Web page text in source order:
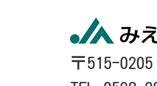
〒515-